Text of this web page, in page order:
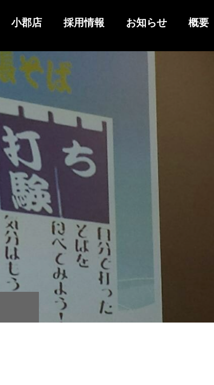
小郡店 採用情報 お知らせ 概要